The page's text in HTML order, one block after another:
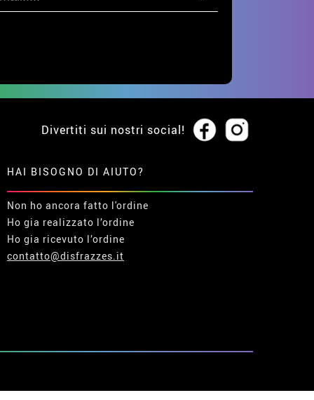
Divertiti sui nostri social!
HAI BISOGNO DI AIUTO?
Non ho ancora fatto l'ordine
Ho gia realizzato l’ordine
Ho gia ricevuto l’ordine
contatto@disfrazzes.it